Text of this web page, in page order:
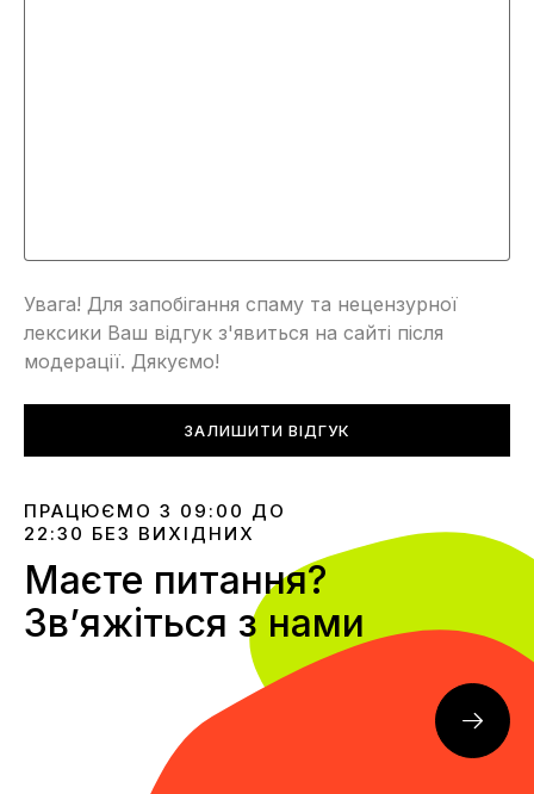
Увага! Для запобігання спаму та нецензурної
лексики Ваш відгук з'явиться на сайті після
модерації. Дякуємо!
ЗАЛИШИТИ ВІДГУК
ПРАЦЮЄМО З 09:00 ДО
22:30 БЕЗ ВИХІДНИХ
Маєте питання?
Звʼяжіться з нами